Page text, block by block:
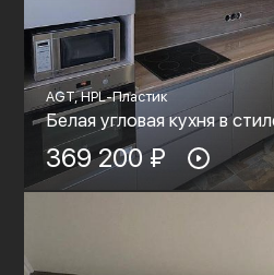
AGT, HPL-Пластик
Белая угловая кухня в
369 200 ₽